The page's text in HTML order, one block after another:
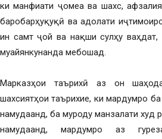
ки манфиати ҷомеа ва шахс,
баробарҳуқуқӣ ва адолати
ин самт ҷой ва нақши сулҳу
муайянкунанда мебошад.
Марказҳои таърихӣ аз он
шахсиятҳои таърихие, ки мардумро
намудаанд, ба муроду манзалати худ
намудаанд, мардумро аз